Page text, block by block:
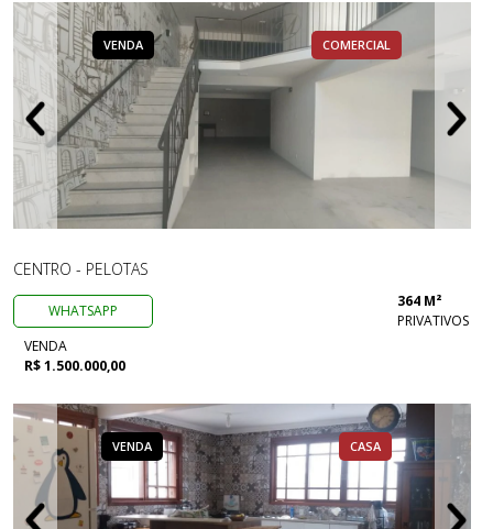
VENDA COMERCIAL
CENTRO - PELOTAS
WHATSAPP
364 M²
PRIVATIVOS
VENDA
R$ 1.500.000,00
VENDA CASA